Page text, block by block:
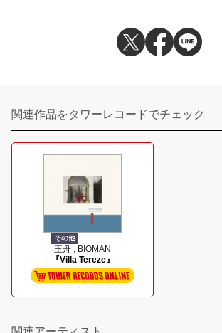
関連作品をタワーレコードでチェック
その他
王舟 , BIOMAN
『Villa Tereze』